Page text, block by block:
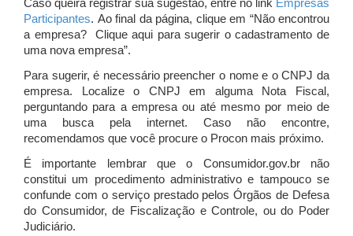
Caso queira registrar sua sugestão, entre no link Empresas
Participantes. Ao final da página, clique em “Não encontrou
a empresa? Clique aqui para sugerir o cadastramento de
uma nova empresa”.
Para sugerir, é necessário preencher o nome e o CNPJ da
empresa. Localize o CNPJ em alguma Nota Fiscal,
perguntando para a empresa ou até mesmo por meio de
uma busca pela internet. Caso não encontre,
recomendamos que você procure o Procon mais próximo.
É importante lembrar que o Consumidor.gov.br não
constitui um procedimento administrativo e tampouco se
confunde com o serviço prestado pelos Órgãos de Defesa
do Consumidor, de Fiscalização e Controle, ou do Poder
Judiciário.